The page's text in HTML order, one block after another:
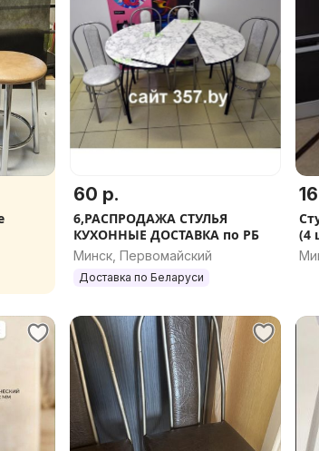
60 р.
6,РАСПРОДАЖА СТУЛЬЯ
КУХОННЫЕ ДОСТАВКА по РБ
Минск, Первомайский
Доставка по Беларуси
(4